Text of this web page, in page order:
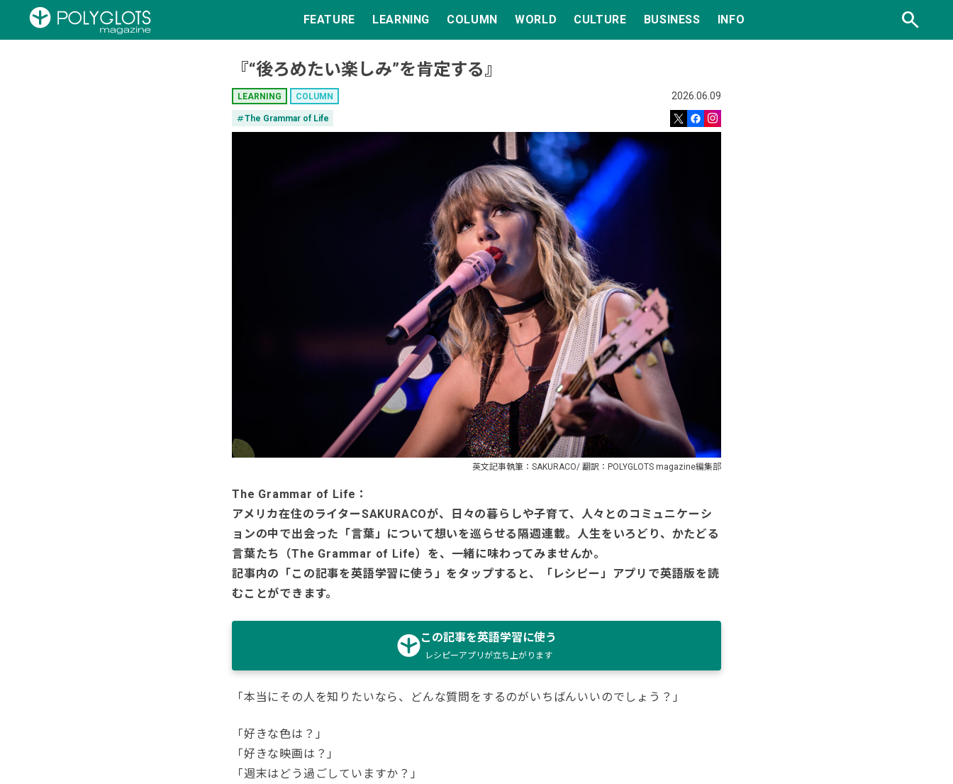
FEATURE LEARNING COLUMN WORLD CULTURE BUSINESS INFO search
『“後ろめたい楽しみ”を肯定する』
LEARNING COLUMN 2026.06.09
tagThe Grammar of Life
英文記事執筆：SAKURACO/ 翻訳：POLYGLOTS magazine編集部
The Grammar of Life：
アメリカ在住のライターSAKURACOが、日々の暮らしや子育て、人々とのコミュニケーシ
ョンの中で出会った「言葉」について想いを巡らせる隔週連載。人生をいろどり、かたどる
言葉たち（The Grammar of Life）を、一緒に味わってみませんか。
記事内の「この記事を英語学習に使う」をタップすると、「レシピー」アプリで英語版を読
むことができます。
この記事を英語学習に使う
レシピーアプリが立ち上がります
「本当にその人を知りたいなら、どんな質問をするのがいちばんいいのでしょう？」
「好きな色は？」
「好きな映画は？」
「週末はどう過ごしていますか？」